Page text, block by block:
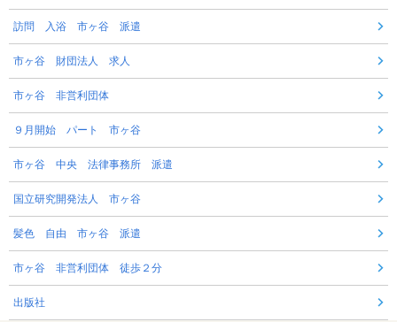
訪問 入浴 市ヶ谷 派遣
市ヶ谷 財団法人 求人
市ヶ谷 非営利団体
９月開始 パート 市ヶ谷
市ヶ谷 中央 法律事務所 派遣
国立研究開発法人 市ヶ谷
髪色 自由 市ヶ谷 派遣
市ヶ谷 非営利団体 徒歩２分
出版社